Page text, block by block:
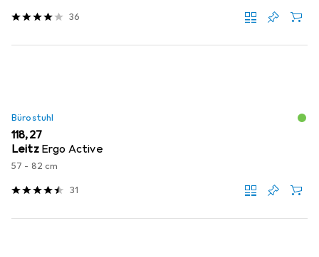
36
Bürostuhl
EUR
118,27
Leitz Ergo Active
57 - 82 cm
31